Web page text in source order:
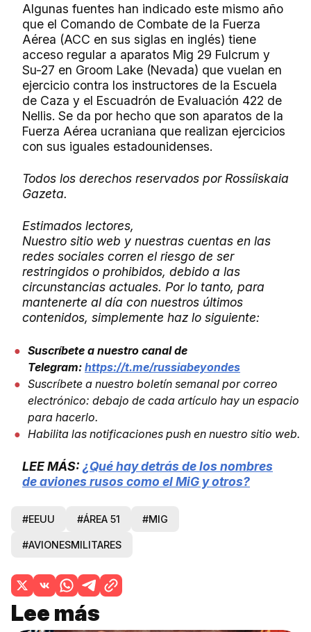
Algunas fuentes han indicado este mismo año
que el Comando de Combate de la Fuerza
Aérea (ACC en sus siglas en inglés) tiene
acceso regular a aparatos Mig 29 Fulcrum y
Su-27 en Groom Lake (Nevada) que vuelan en
ejercicio contra los instructores de la Escuela
de Caza y el Escuadrón de Evaluación 422 de
Nellis. Se da por hecho que son aparatos de la
Fuerza Aérea ucraniana que realizan ejercicios
con sus iguales estadounidenses.
Todos los derechos reservados por Rossíiskaia
Gazeta.
Estimados lectores,
Nuestro sitio web y nuestras cuentas en las
redes sociales corren el riesgo de ser
restringidos o prohibidos, debido a las
circunstancias actuales. Por lo tanto, para
mantenerte al día con nuestros últimos
contenidos, simplemente haz lo siguiente:
Suscríbete a nuestro canal de
Telegram: https://t.me/russiabeyondes
Suscríbete a nuestro boletín semanal por correo
electrónico: debajo de cada artículo hay un espacio
para hacerlo.
Habilita las notificaciones push en nuestro sitio web.
LEE MÁS: ¿Qué hay detrás de los nombres
de aviones rusos como el MiG y otros?
#EEUU #ÁREA 51 #MIG
#AVIONESMILITARES
Lee más